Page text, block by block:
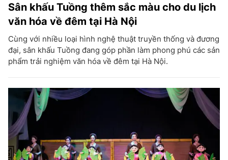
Sân khấu Tuồng thêm sắc màu cho du lịch
văn hóa về đêm tại Hà Nội
Cùng với nhiều loại hình nghệ thuật truyền thống và đương
đại, sân khấu Tuồng đang góp phần làm phong phú các sản
phẩm trải nghiệm văn hóa về đêm tại Hà Nội.